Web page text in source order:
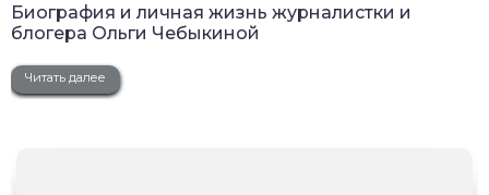
Биография и личная жизнь журналистки и
блогера Ольги Чебыкиной
Читать далее